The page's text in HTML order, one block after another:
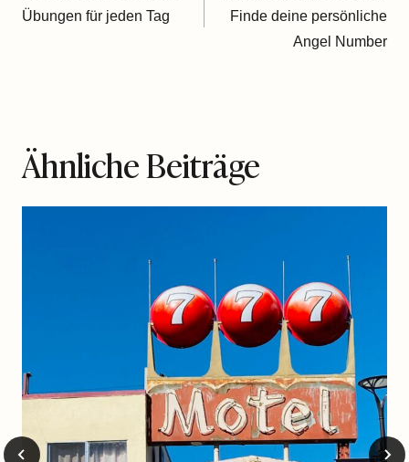
Übungen für jeden Tag
Finde deine persönliche
Angel Number
Ähnliche Beiträge